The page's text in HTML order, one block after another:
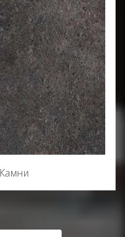
Камни